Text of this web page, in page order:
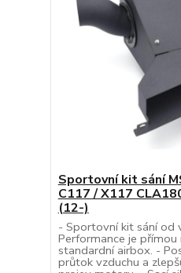
Sportovní kit sání
C117 / X117
(12-)
- Sportovní kit sání od
Performance je přímou
standardní airbox. -
průtok vzduchu a